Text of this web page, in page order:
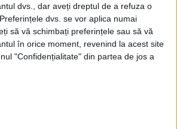
dvs., dar aveți dreptul de a refuza o
dvs. se vor aplica numai
să vă schimbați preferințele sau să vă
în orice moment, revenind la acest site
"Confidențialitate" din partea de jos a
să mă alătur luiRobert Nosal
. Cred că pot contribui prin
pentru tine să fii, după șase etape,